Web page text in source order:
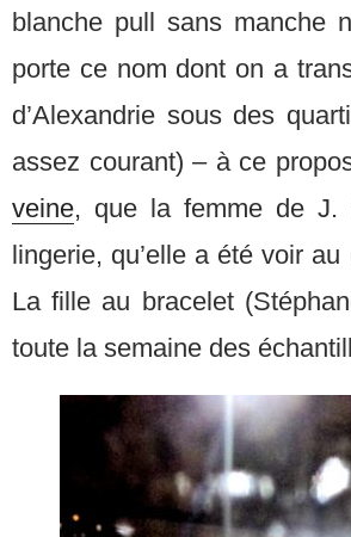
blanche pull sans manche
porte ce nom dont on a
d’Alexandrie sous des
assez courant) – à ce
veine, que la femme de J.
lingerie, qu’elle a été voir
La fille au bracelet
toute la semaine des